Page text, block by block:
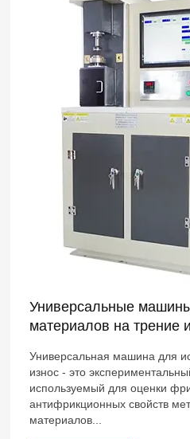
Универсальные
материалов на трение
Универсальная машина для
износ - это
используемый для оценки
антифрикционных свойств
материалов...